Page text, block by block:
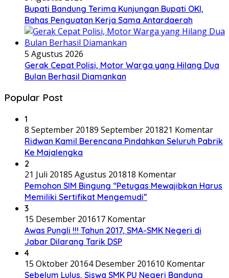
Bupati Bandung Terima Kunjungan Bupati OKI,
Bahas Penguatan Kerja Sama Antardaerah
5 Agustus 2026
Gerak Cepat Polisi, Motor Warga yang Hilang Dua
Bulan Berhasil Diamankan
Popular Post
1
8 September 20189 September 201821 Komentar
Ridwan Kamil Berencana Pindahkan Seluruh Pabrik
Ke Majalengka
2
21 Juli 20185 Agustus 201818 Komentar
Pemohon SIM Bingung “Petugas Mewajibkan Harus
Memiliki Sertifikat Mengemudi”
3
15 Desember 201617 Komentar
Awas Pungli !!! Tahun 2017, SMA-SMK Negeri di
Jabar Dilarang Tarik DSP
4
15 Oktober 20164 Desember 201610 Komentar
Sebelum Lulus, Siswa SMK PU Negeri Bandung